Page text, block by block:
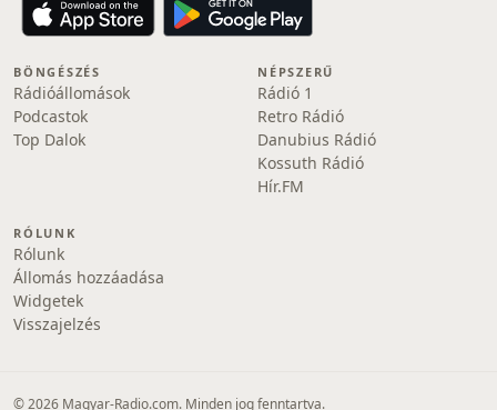
BÖNGÉSZÉS
Rádióállomások
Podcastok
Top Dalok
NÉPSZERŰ
Rádió 1
Retro Rádió
Danubius Rádió
Kossuth Rádió
Hír.FM
RÓLUNK
Rólunk
Állomás hozzáadása
Widgetek
Visszajelzés
© 2026 Magyar-Radio.com. Minden jog fenntartva.